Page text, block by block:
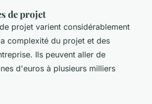
de projet
projet varient considérablement
complexité du projet et des
Ils peuvent aller de
d'euros à plusieurs milliers